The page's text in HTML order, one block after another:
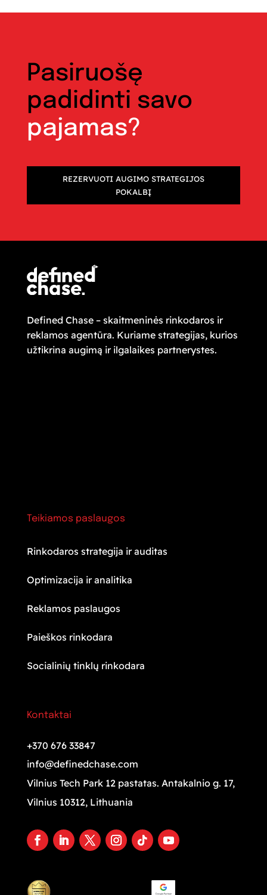
Pasiruošę
padidinti savo
pajamas?
REZERVUOTI AUGIMO STRATEGIJOS
POKALBĮ
Defined Chase – skaitmeninės rinkodaros ir
reklamos agentūra. Kuriame strategijas, kurios
užtikrina augimą ir ilgalaikes partnerystes.
Teikiamos paslaugos
Rinkodaros strategija ir auditas
Optimizacija ir analitika
Reklamos paslaugos
Paieškos rinkodara
Socialinių tinklų rinkodara
Kontaktai
+370 676 33847
info@definedchase.com
Vilnius Tech Park 12 pastatas. Antakalnio g. 17,
Vilnius 10312, Lithuania